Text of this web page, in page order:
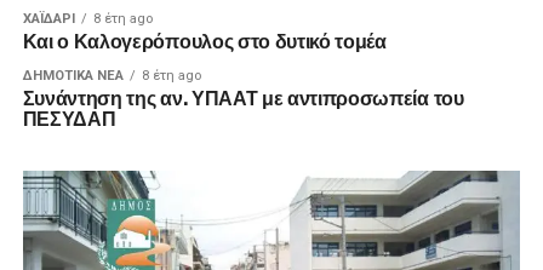
ΧΑΪΔΑΡΙ 8 έτη ago
Και ο Καλογερόπουλος στο δυτικό τομέα
ΔΗΜΟΤΙΚΆ ΝΈΑ 8 έτη ago
Συνάντηση της αν. ΥΠΑΑΤ με αντιπροσωπεία του
ΠΕΣΥΔΑΠ